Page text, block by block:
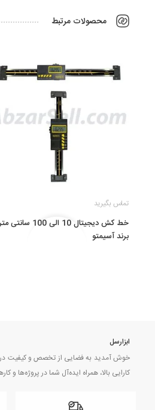
محصولات مرتبط
تماس بگیرید
خط کش دیجیتال 10 الی 100
برند آسیمتو
ابزارسل
خوش آمدید به فضایی از تخصص و کیفیت در
کارایی بالا، همراه ایده‌آل شما در پروژه‌ها